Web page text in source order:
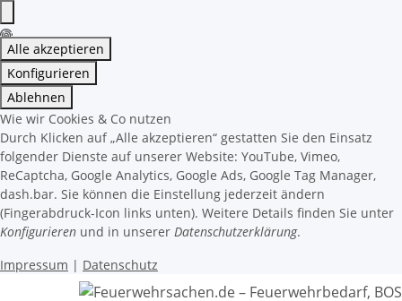
Alle akzeptieren
Konfigurieren
Ablehnen
Wie wir Cookies & Co nutzen
Durch Klicken auf „Alle akzeptieren“ gestatten Sie den Einsatz
folgender Dienste auf unserer Website: YouTube, Vimeo,
ReCaptcha, Google Analytics, Google Ads, Google Tag Manager,
dash.bar. Sie können die Einstellung jederzeit ändern
(Fingerabdruck-Icon links unten). Weitere Details finden Sie unter
Konfigurieren und in unserer Datenschutzerklärung.
Impressum | Datenschutz